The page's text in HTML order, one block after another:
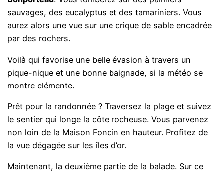
sauvages, des eucalyptus et des tamariniers. Vous
aurez alors une vue sur une crique de sable encadrée
par des rochers.
Voilà qui favorise une belle évasion à travers un
pique-nique et une bonne baignade, si la météo se
montre clémente.
Prêt pour la randonnée ? Traversez la plage et suivez
le sentier qui longe la côte rocheuse. Vous parvenez
non loin de la Maison Foncin en hauteur. Profitez de
la vue dégagée sur les îles d’or.
Maintenant, la deuxième partie de la balade. Sur ce